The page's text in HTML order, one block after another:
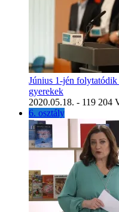
Június 1-jén folytatódik
gyerekek
2020.05.18. - 119 204
6. osztály